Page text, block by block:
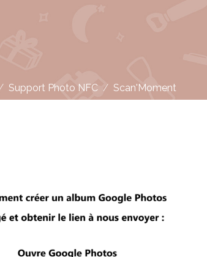
Support Photo NFC / Scan'Moment